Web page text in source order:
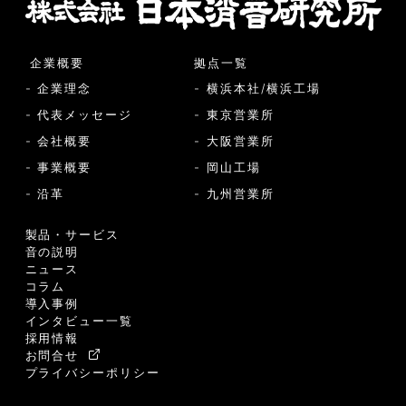
企業概要
- 企業理念
- 代表メッセージ
- 会社概要
- 事業概要
- 沿革
製品・サービス
音の説明
ニュース
コラム
導入事例
インタビュー一覧
採用情報
お問合せ
プライバシーポリシー
拠点一覧
- 横浜本社/横浜工場
- 東京営業所
- 大阪営業所
- 岡山工場
- 九州営業所